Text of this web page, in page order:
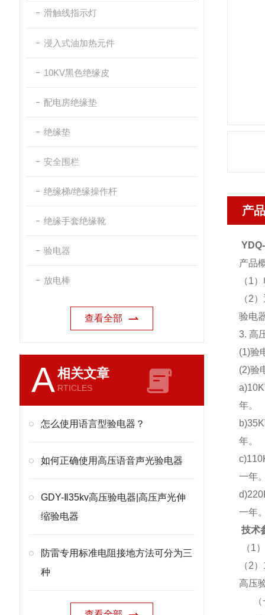
滑触线指示灯
浸入式油加热元件
10KV黑色绝缘皮
配电房绝缘垫
绝缘垫
安全围栏
绝缘梯/绝缘操作杆
绝缘手套绝缘靴
验电器
放电棒
查看全部
A相关文章
RTICLES
怎么使用语言型验电器？
如何正确使用高压语音声光验电器
GDY-Ⅱ35kv高压验电器|高压声光伸
缩验电器
防雷专用标准电阻接地方法可分为三
种
产
产品
（1
（2
验电
3. 高
(1)验
(2)验
年。
年。
一年
一年
技术
（1
（2
高压
（